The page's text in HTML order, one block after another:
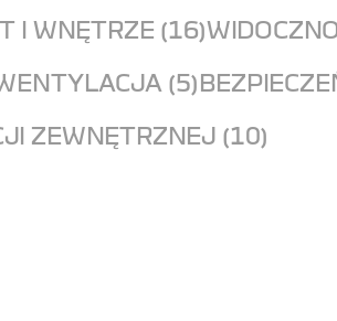
I WNĘTRZE (16)
(5)
ZEWNĘTRZNEJ (10)